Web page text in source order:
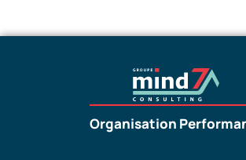
Organisation